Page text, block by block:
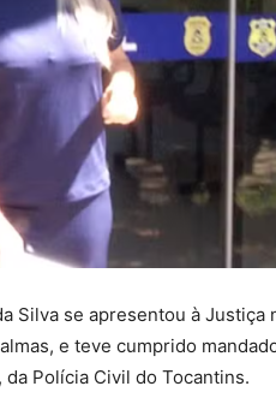
Silva se apresentou à Justiça
e teve cumprido
da Polícia Civil do Tocantins.